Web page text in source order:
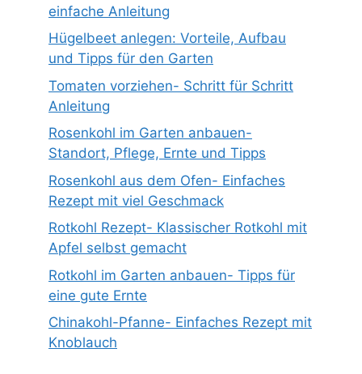
einfache Anleitung
Hügelbeet anlegen: Vorteile, Aufbau
und Tipps für den Garten
Tomaten vorziehen- Schritt für Schritt
Anleitung
Rosenkohl im Garten anbauen-
Standort, Pflege, Ernte und Tipps
Rosenkohl aus dem Ofen- Einfaches
Rezept mit viel Geschmack
Rotkohl Rezept- Klassischer Rotkohl mit
Apfel selbst gemacht
Rotkohl im Garten anbauen- Tipps für
eine gute Ernte
Chinakohl-Pfanne- Einfaches Rezept mit
Knoblauch